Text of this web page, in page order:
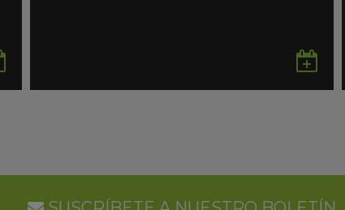
en
en